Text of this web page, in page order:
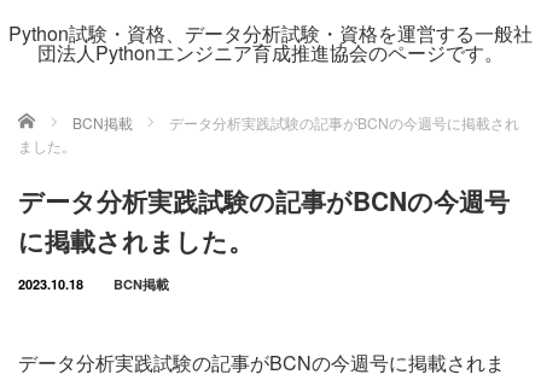
Python試験・資格、データ分析試験・資格を運営する一般社
団法人Pythonエンジニア育成推進協会のページです。
ホーム BCN掲載
データ分析実践試験の記事がBCNの今週号に掲載され
ました。
データ分析実践試験の記事がBCNの今週号
に掲載されました。
2023.10.18 BCN掲載
データ分析実践試験の記事がBCNの今週号に掲載されま